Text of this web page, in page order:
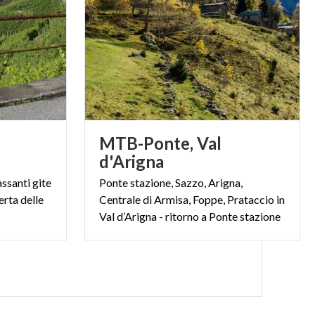
e
Mutiae,
dal mercato,
sentita di
e per
gite
delle
MTB-Ponte, Val
d'Arigna
Ponte stazione, Sazzo, Arigna,
Centrale di Armisa, Foppe, Prataccio in
Val d’Arigna - ritorno a Ponte stazione